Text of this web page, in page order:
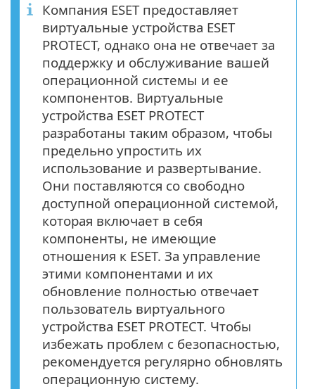
Компания ESET предоставляет
виртуальные устройства ESET
PROTECT, однако она не отвечает за
поддержку и обслуживание вашей
операционной системы и ее
компонентов. Виртуальные
устройства ESET PROTECT
разработаны таким образом, чтобы
предельно упростить их
использование и развертывание.
Они поставляются со свободно
доступной операционной системой,
которая включает в себя
компоненты, не имеющие
отношения к ESET. За управление
этими компонентами и их
обновление полностью отвечает
пользователь виртуального
устройства ESET PROTECT. Чтобы
избежать проблем с безопасностью,
рекомендуется регулярно обновлять
операционную систему.